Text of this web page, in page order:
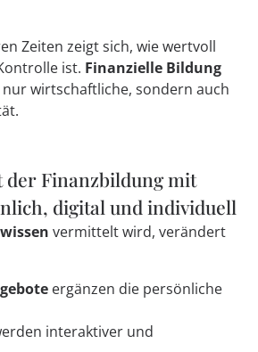
Zeiten zeigt sich, wie wertvoll
ist. Finanzielle Bildung
wirtschaftliche, sondern auch
der Finanzbildung mit
digital und individuell
vermittelt wird, verändert
ergänzen die persönliche
interaktiver und